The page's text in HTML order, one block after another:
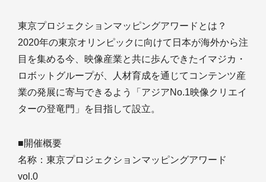
東京プロジェクションマッピングアワードとは？
2020年の東京オリンピックに向けて日本が海外から注
目を集める今、映像産業と共に歩んできたイマジカ・
ロボットグループが、人材育成を通じてコンテンツ産
業の発展に寄与できるよう「アジアNo.1映像クリエイ
ターの登竜門」を目指して設立。
■開催概要
名称：東京プロジェクションマッピングアワード
vol.0